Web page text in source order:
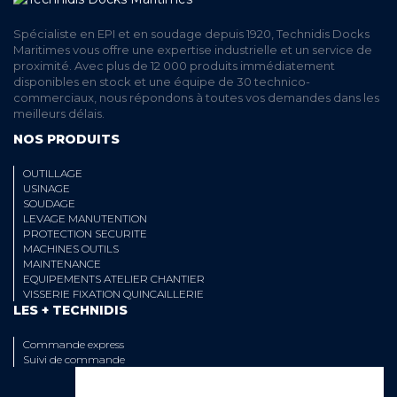
Spécialiste en EPI et en soudage depuis 1920, Technidis Docks
Maritimes vous offre une expertise industrielle et un service de
proximité. Avec plus de 12 000 produits immédiatement
disponibles en stock et une équipe de 30 technico-
commerciaux, nous répondons à toutes vos demandes dans les
meilleurs délais.
NOS PRODUITS
OUTILLAGE
USINAGE
SOUDAGE
LEVAGE MANUTENTION
PROTECTION SECURITE
MACHINES OUTILS
MAINTENANCE
EQUIPEMENTS ATELIER CHANTIER
VISSERIE FIXATION QUINCAILLERIE
LES + TECHNIDIS
Commande express
Suivi de commande